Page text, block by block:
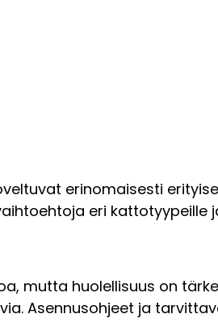
erinomaisesti
eri kattotyypeille
mutta huolellisuus on
Asennusohjeet ja